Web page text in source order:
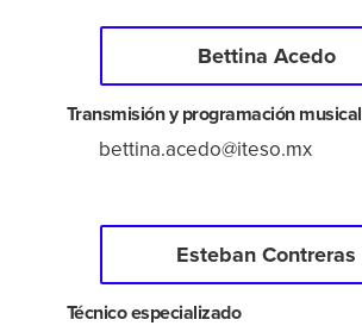
CRUCE
Lo más buscado
Bettina Acedo
Transmisión y programación musical
bettina.acedo@iteso.mx
Esteban Contreras
Técnico especializado